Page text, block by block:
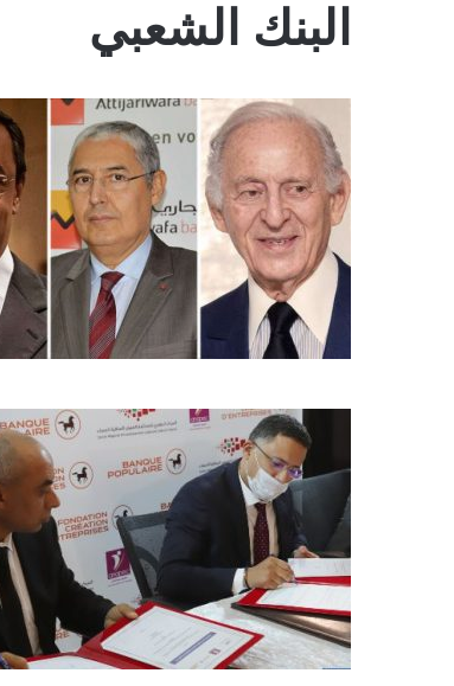
البنك الشعبي